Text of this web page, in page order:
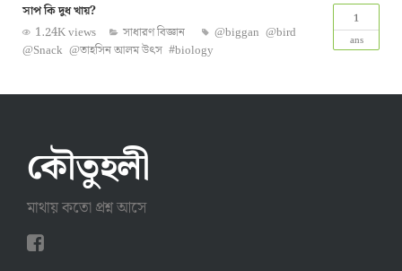
1
ans
সাপ কি দুধ খায়?
1.24K views
সাধারণ বিজ্ঞান @biggan @bird
@Snack @তাহসিন আলম উৎস #biology
কৌতুহলী
মাথায় কতো প্রশ্ন আসে